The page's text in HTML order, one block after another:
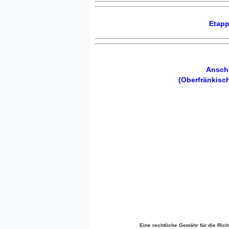
Eine rechtliche Gewähr für die